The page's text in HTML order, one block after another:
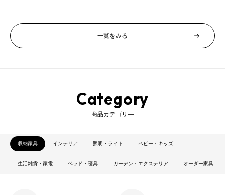
一覧をみる
Category
商品カテゴリ―
収納家具 インテリア 照明・ライト ベビー・キッズ
生活雑貨・家電 ベッド・寝具 ガーデン・エクステリア オーダー家具